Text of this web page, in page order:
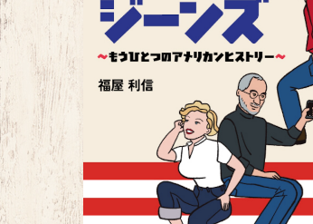
革命児たちのジーンズ～もうひとつのアメ
¥1,870